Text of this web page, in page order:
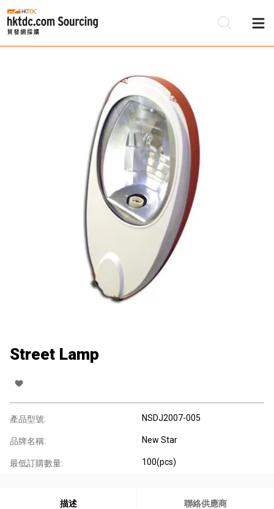
Street Lamp
產品型號: NSDJ2007-005
品牌名稱: New Star
最低訂購數量: 100(pcs)
描述 聯絡供應商